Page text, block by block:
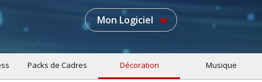
Mon Logiciel
Packs de Cadres Décoration Musique